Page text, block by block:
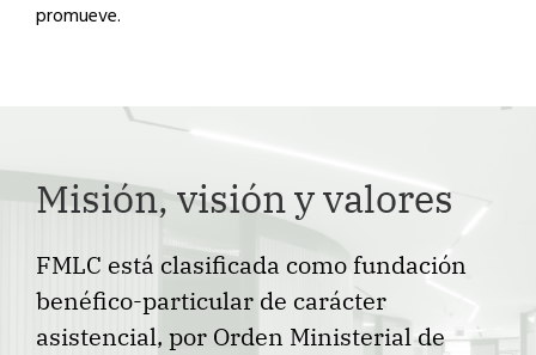
promueve.
Misión, visión y valores
FMLC está clasificada como fundación
benéfico-particular de carácter
asistencial, por Orden Ministerial de